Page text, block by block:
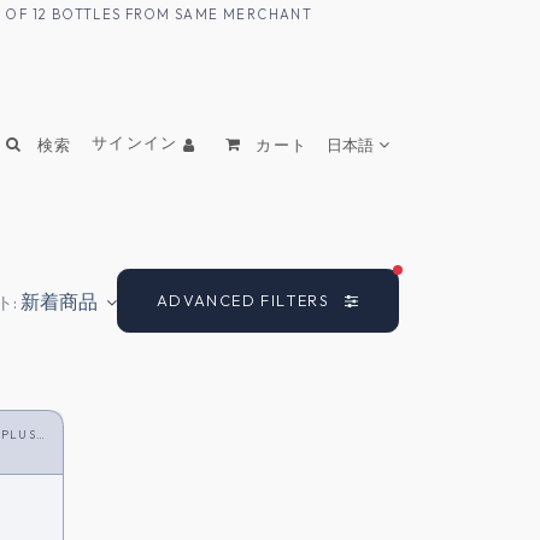
12 BOTTLES FROM SAME MERCHANT
検索 サインイン カート 日本語
: 新着商品 ADVANCED FILTERS
FILTERS ACTIVE